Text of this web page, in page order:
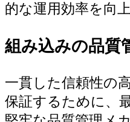
的な運用効率を向
組み込みの品質
一貫した信頼性の
保証するために、